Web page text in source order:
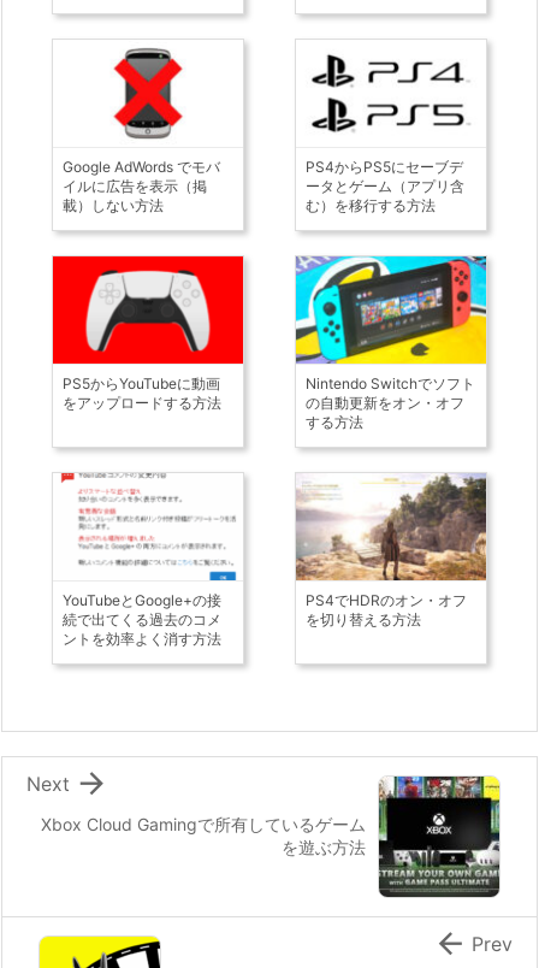
Google AdWords でモバ
イルに広告を表示（掲
載）しない方法
PS4からPS5にセーブデ
ータとゲーム（アプリ含
む）を移行する方法
PS5からYouTubeに動画
をアップロードする方法
Nintendo Switchでソフト
の自動更新をオン・オフ
する方法
YouTubeとGoogle+の接
続で出てくる過去のコメ
ントを効率よく消す方法
PS4でHDRのオン・オフ
を切り替える方法
Xbox Cloud Gamingで所有しているゲーム
を遊ぶ方法

Next
 Prev